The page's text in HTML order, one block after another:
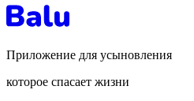
Приложение для усыновления
которое спасает жизни